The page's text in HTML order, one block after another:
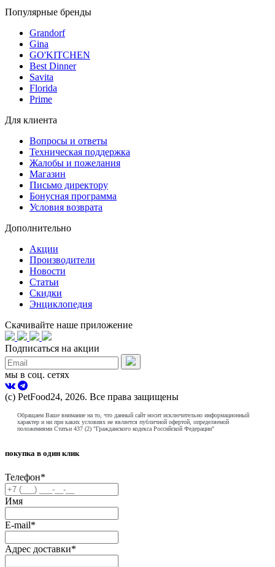
Популярные бренды
Grandorf
Gina
GO'KITCHEN
Best Dinner
Savita
Florida
Prime
Для клиента
Вопросы и ответы
Техническая поддержка
Жалобы и пожелания
Магазин
Письмо директору
Бонусная программа
Условия возврата
Дополнительно
Акции
Производители
Новости
Статьи
Скидки
Энциклопедия
Скачивайте наше приложение
Подписаться на акции
мы в соц. сетях
(с) PetFood24, 2026. Все права защищены
Обращаем Ваше внимание на то, что данный сайт носит исключительно информационный
характер и ни при каких условиях не является публичной офертой, определяемой
положениями Статьи 437 (2) "Гражданского кодекса Российской Федерации"
покупка в один клик
Телефон*
Имя
E-mail*
Адрес доставки*